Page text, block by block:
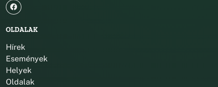
OLDALAK
Hírek
Események
Helyek
Oldalak